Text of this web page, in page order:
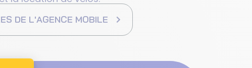
DE L'AGENCE MOBILE